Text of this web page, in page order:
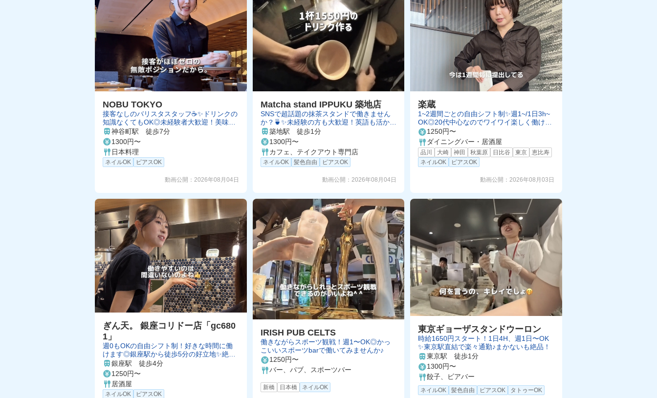
NOBU TOKYO
接客なしのバリスタスタッフ☕️✨ドリンクの
知識なくてもOK◎未経験者大歓迎！美味し
い賄いも食べられます♪
神谷町駅 徒歩7分
1300円〜
日本料理
ネイルOK ピアスOK
動画公開： 2026年08月04日
Matcha stand IPPUKU 築地店
SNSで超話題の抹茶スタンドで働きません
か？🍵✨未経験の方も大歓迎！英語も活かせ
ます◎週2日〜OK！
築地駅 徒歩1分
1300円〜
カフェ、テイクアウト専門店
ネイルOK 髪色自由 ピアスOK
動画公開：2026年08月04日
楽蔵
1~2週間ごとの自由シフト制✨週1~/1日3h~
OK◎20代中心なのでワイワイ楽しく働けま
す♪1250円〜
ダイニングバー・居酒屋
品川 大崎 神田 秋葉原 日比谷 東京
恵比寿
ネイルOK
ピアスOK
動画公開： 2026年08月03日
ぎん天。 銀座コリドー店「gc680
1」
週0もOKの自由シフト制！好きな時間に働
けます◎銀座駅から徒歩5分の好立地✨絶品
まかない付き♪
銀座駅 徒歩4分
1250円〜
居酒屋
ネイルOK ピアスOK
IRISH PUB CELTS
働きながらスポーツ観戦！週1〜OK◎かっ
こいいスポーツbarで働いてみませんか♪
1250円〜
バー、パブ、スポーツバー
新橋 日本橋 ネイルOK
東京ギョーザスタンドウーロン
時給1650円スタート！1日4H、週1日〜OK
✨東京駅直結で楽々通勤♪まかないも絶品！
東京駅 徒歩1分
1300円〜
餃子、ビアバー
ネイルOK 髪色自由 ピアスOK タトゥーOK